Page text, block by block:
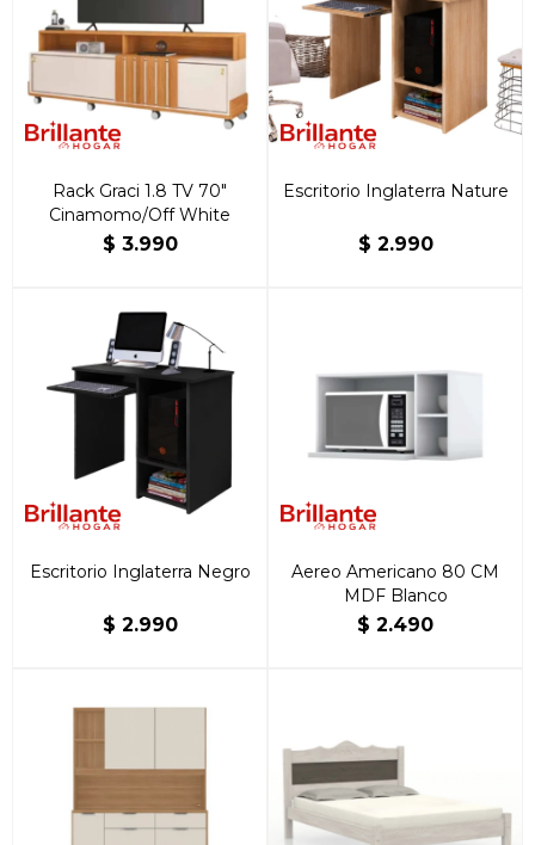
Rack Graci 1.8 TV 70"
Cinamomo/Off White
$ 3.990
Escritorio Inglaterra Nature
$ 2.990
Escritorio Inglaterra Negro
$ 2.990
Aereo Americano 80 CM
MDF Blanco
$ 2.490